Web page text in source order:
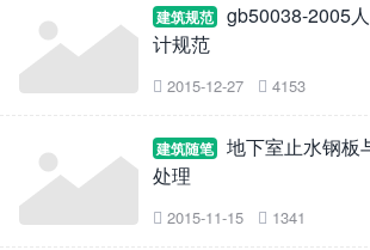
建筑规范
gb50038-2005
计规范
 2015-12-27  4153
建筑随笔
地下室止水钢板
处理
 2015-11-15  1341